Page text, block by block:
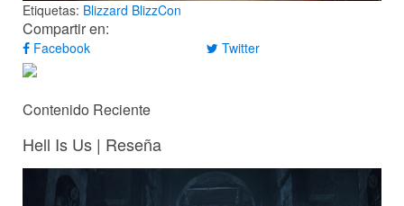
Etiquetas: Blizzard BlizzCon
Compartir en:
Facebook Twitter
Contenido Reciente
Hell Is Us | Reseña